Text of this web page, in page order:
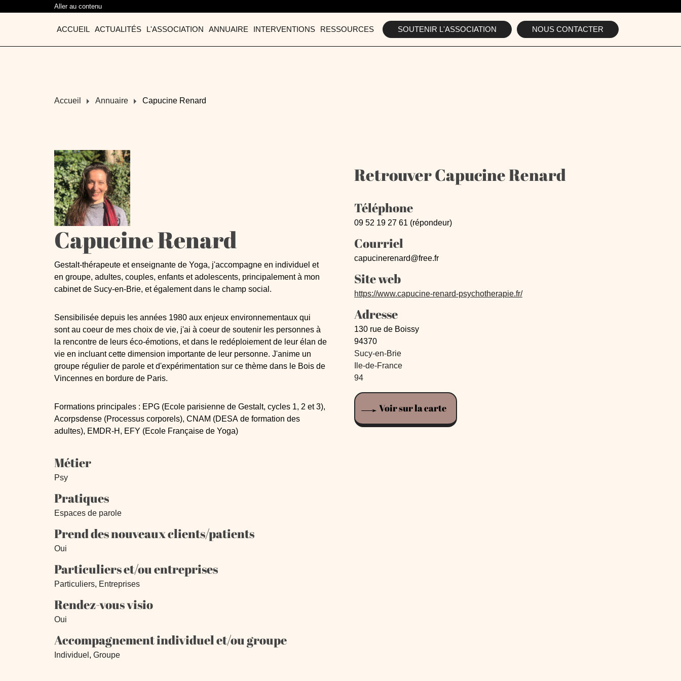
Aller au contenu
SOUTENIR L'ASSOCIATION NOUS CONTACTER
ACCUEIL ACTUALITÉS L'ASSOCIATION ANNUAIRE INTERVENTIONS RESSOURCES
Accueil Annuaire Capucine Renard
Capucine Renard
Gestalt-thérapeute et enseignante de Yoga, j'accompagne en individuel et
en groupe, adultes, couples, enfants et adolescents, principalement à mon
cabinet de Sucy-en-Brie, et également dans le champ social.
Sensibilisée depuis les années 1980 aux enjeux environnementaux qui
sont au coeur de mes choix de vie, j'ai à coeur de soutenir les personnes à
la rencontre de leurs éco-émotions, et dans le redéploiement de leur élan de
vie en incluant cette dimension importante de leur personne. J'anime un
groupe régulier de parole et d'expérimentation sur ce thème dans le Bois de
Vincennes en bordure de Paris.
Formations principales : EPG (Ecole parisienne de Gestalt, cycles 1, 2 et 3),
Acorpsdense (Processus corporels), CNAM (DESA de formation des
adultes), EMDR-H, EFY (Ecole Française de Yoga)
Métier
Psy
Pratiques
Espaces de parole
Prend des nouveaux clients/patients
Oui
Particuliers et/ou entreprises
Particuliers, Entreprises
Rendez-vous visio
Oui
Accompagnement individuel et/ou groupe
Individuel , Groupe
Retrouver Capucine Renard
Téléphone
09 52 19 27 61 (répondeur)
Courriel
capucinerenard@free.fr
Site web
https://www.capucine-renard-psychotherapie.fr/
Adresse
130 rue de Boissy
94370
Sucy-en-Brie
Ile-de-France
94
Voir sur la carte